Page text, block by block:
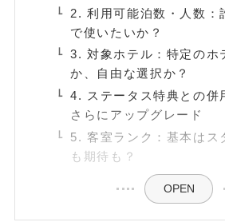
2. 利用可能泊数・人数：
で使いたいか？
3. 対象ホテル：特定のホ
か、自由な選択か？
4. ステータス特典との併
さらにアップグレード
5. 客室ランク：基本はス
も期待も？
OPEN